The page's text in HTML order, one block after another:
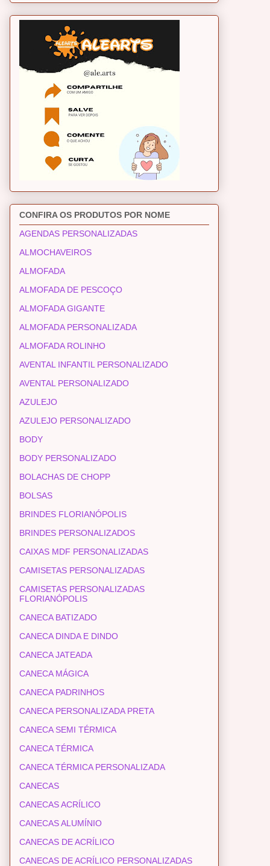
CONFIRA OS PRODUTOS POR NOME
AGENDAS PERSONALIZADAS
ALMOCHAVEIROS
ALMOFADA
ALMOFADA DE PESCOÇO
ALMOFADA GIGANTE
ALMOFADA PERSONALIZADA
ALMOFADA ROLINHO
AVENTAL INFANTIL PERSONALIZADO
AVENTAL PERSONALIZADO
AZULEJO
AZULEJO PERSONALIZADO
BODY
BODY PERSONALIZADO
BOLACHAS DE CHOPP
BOLSAS
BRINDES FLORIANÓPOLIS
BRINDES PERSONALIZADOS
CAIXAS MDF PERSONALIZADAS
CAMISETAS PERSONALIZADAS
CAMISETAS PERSONALIZADAS
FLORIANÓPOLIS
CANECA BATIZADO
CANECA DINDA E DINDO
CANECA JATEADA
CANECA MÁGICA
CANECA PADRINHOS
CANECA PERSONALIZADA PRETA
CANECA SEMI TÉRMICA
CANECA TÉRMICA
CANECA TÉRMICA PERSONALIZADA
CANECAS
CANECAS ACRÍLICO
CANECAS ALUMÍNIO
CANECAS DE ACRÍLICO
CANECAS DE ACRÍLICO PERSONALIZADAS